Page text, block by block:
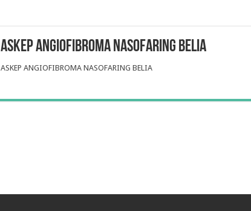
ASKEP ANGIOFIBROMA NASOFARING BELIA
ASKEP ANGIOFIBROMA NASOFARING BELIA